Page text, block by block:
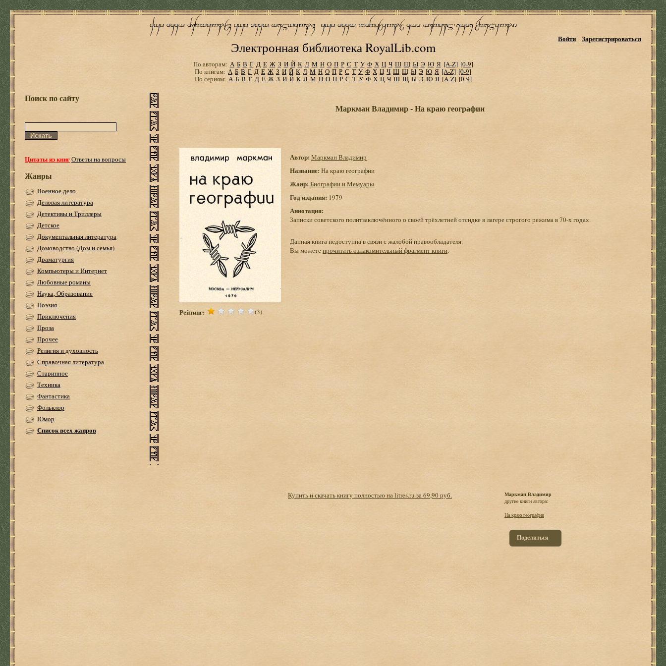
Электронная библиотека RoyalLib.com
Войти Зарегистрироваться
По авторам: А Б В Г Д Е Ж З И Й К Л М Н О П Р С Т У Ф Х Ц Ч Ш Щ Ы Э Ю Я [A-Z] [0-9]
По книгам: А Б В Г Д Е Ж З И Й К Л М Н О П Р С Т У Ф Х Ц Ч Ш Щ Ы Э Ю Я [A-Z] [0-9]
По сериям: А Б В Г Д Е Ж З И Й К Л М Н О П Р С Т У Ф Х Ц Ч Ш Щ Ы Э Ю Я [A-Z] [0-9]
Поиск по сайту
Цитаты из книгОтветы на вопросы
Жанры
Военное дело
Деловая литература
Детективы и Триллеры
Детское
Документальная литература
Домоводство (Дом и семья)
Драматургия
Компьютеры и Интернет
Любовные романы
Наука, Образование
Поэзия
Приключения
Проза
Прочее
Религия и духовность
Справочная литература
Старинное
Техника
Фантастика
Фольклор
Юмор
Список всех жанров
Маркман Владимир - На краю географии
Рейтинг: (3)
Автор: Маркман Владимир
Название: На краю географии
Жанр: Биографии и Мемуары
Год издания: 1979
Аннотация:
Записки советского политзаключённого о своей трёхлетней отсидке в лагере строгого режима в 70-х годах.
Данная книга недоступна в связи с жалобой правообладателя.
Вы можетепрочитать ознакомительный фрагмент книги.
Купить и скачать книгу полностью на litres.ru за 69,90 руб.
Маркман Владимир
другие книги автора:
На краю географии
Поделиться